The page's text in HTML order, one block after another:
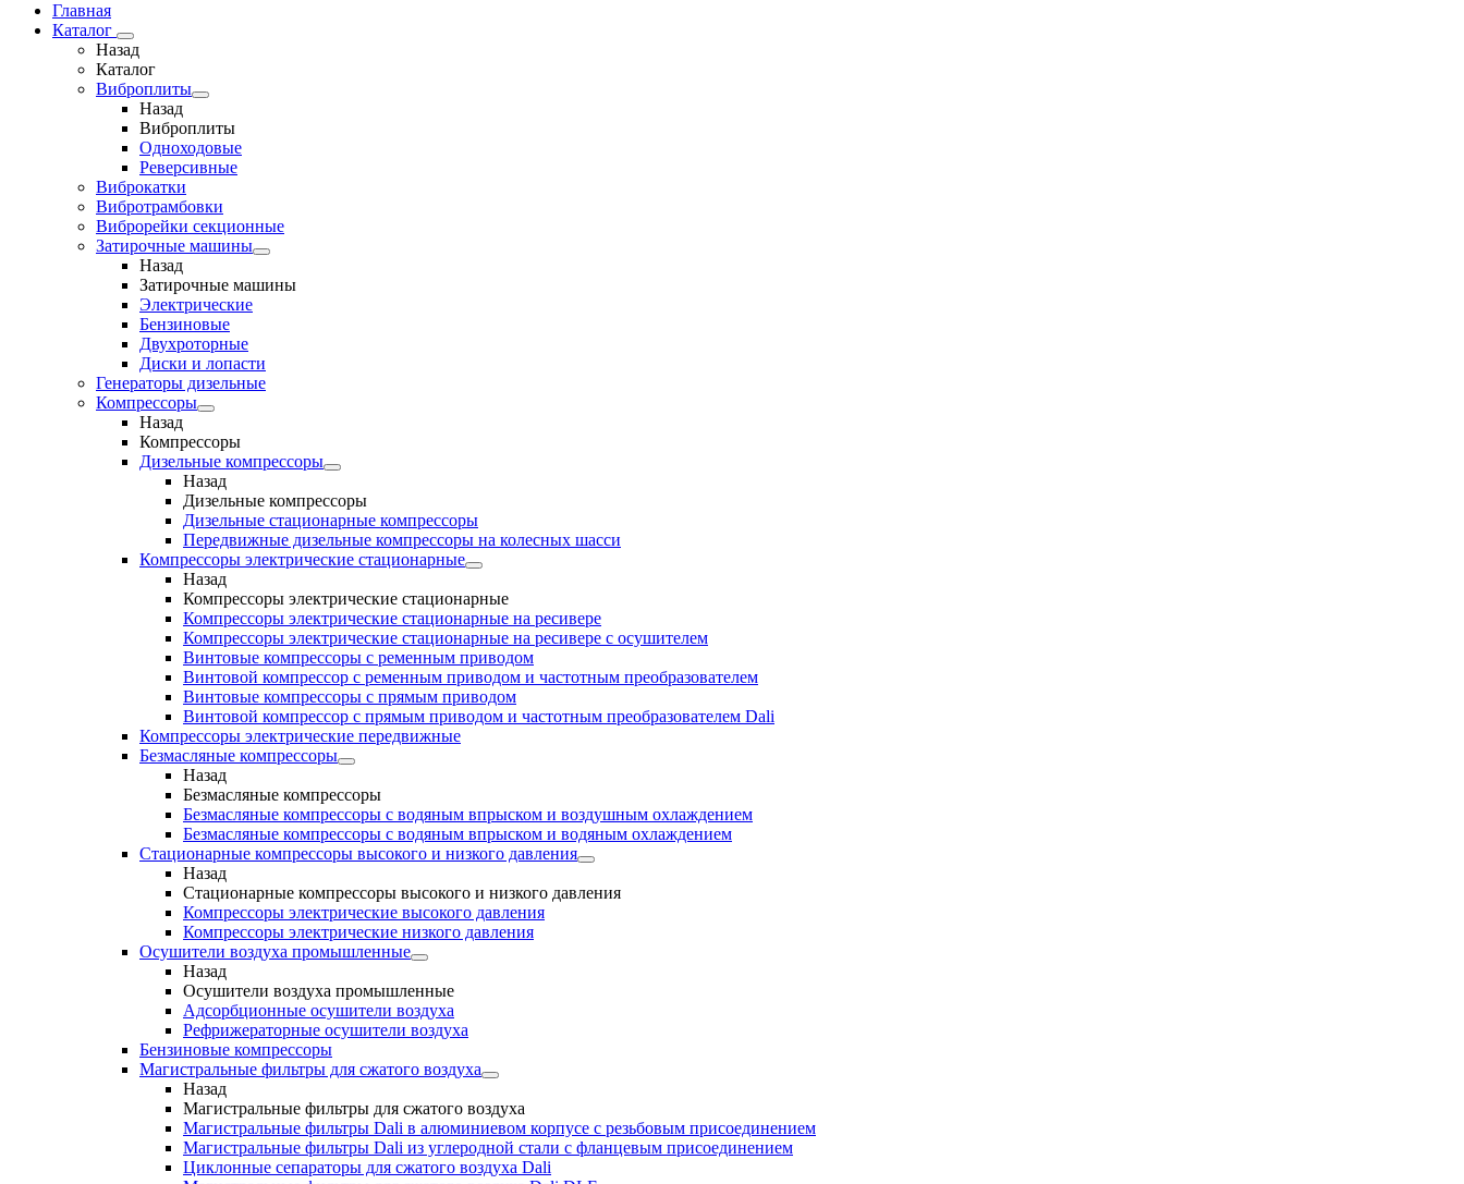
Главная
Каталог
Назад
Каталог
Виброплиты
Назад
Виброплиты
Одноходовые
Реверсивные
Виброкатки
Вибротрамбовки
Виброрейки секционные
Затирочные машины
Назад
Затирочные машины
Электрические
Бензиновые
Двухроторные
Диски и лопасти
Генераторы дизельные
Компрессоры
Назад
Компрессоры
Дизельные компрессоры
Назад
Дизельные компрессоры
Дизельные стационарные компрессоры
Передвижные дизельные компрессоры на колесных шасси
Компрессоры электрические стационарные
Назад
Компрессоры электрические стационарные
Компрессоры электрические стационарные на ресивере
Компрессоры электрические стационарные на ресивере с осушителем
Винтовые компрессоры с ременным приводом
Винтовой компрессор с ременным приводом и частотным преобразователем
Винтовые компрессоры с прямым приводом
Винтовой компрессор с прямым приводом и частотным преобразователем Dali
Компрессоры электрические передвижные
Безмасляные компрессоры
Назад
Безмасляные компрессоры
Безмасляные компрессоры с водяным впрыском и воздушным охлаждением
Безмасляные компрессоры с водяным впрыском и водяным охлаждением
Стационарные компрессоры высокого и низкого давления
Назад
Стационарные компрессоры высокого и низкого давления
Компрессоры электрические высокого давления
Компрессоры электрические низкого давления
Осушители воздуха промышленные
Назад
Осушители воздуха промышленные
Адсорбционные осушители воздуха
Рефрижераторные осушители воздуха
Бензиновые компрессоры
Магистральные фильтры для сжатого воздуха
Назад
Магистральные фильтры для сжатого воздуха
Магистральные фильтры Dali в алюминиевом корпусе с резьбовым присоединением
Магистральные фильтры Dali из углеродной стали с фланцевым присоединением
Циклонные сепараторы для сжатого воздуха Dali